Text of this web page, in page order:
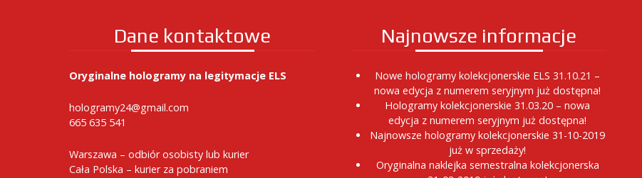
Dane kontaktowe
Oryginalne hologramy na legitymacje ELS
hologramy24@gmail.com
665 635 541
Warszawa – odbiór osobisty lub kurier
Cała Polska – kurier za pobraniem
Najnowsze informacje
Nowe hologramy kolekcjonerskie ELS 31.10.21 –
nowa edycja z numerem seryjnym już dostępna!
Hologramy kolekcjonerskie 31.03.20 – nowa
edycja z numerem seryjnym już dostępna!
Najnowsze hologramy kolekcjonerskie 31-10-2019
już w sprzedaży!
Oryginalna naklejka semestralna kolekcjonerska